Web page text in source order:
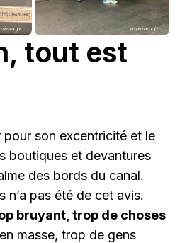
tout est
pour son excentricité et le
boutiques et devantures
des bords du canal.
n’a pas été de cet avis.
bruyant, trop de choses
masse, trop de gens